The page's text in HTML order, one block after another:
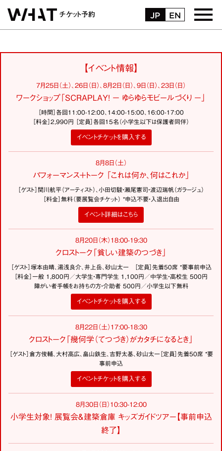
チケット予約 JP EN
購入履歴
よくある質問
お問い合わせ
【イベント情報】
7月25日（土）、26日（日）、8月2日（日）、9日（日）、23日（日）
ワークショップ「SCRAPLAY! − ゆらゆらモビールづくり −」
［時間］各回11:00-12:00、14:00-15:00、16:00-17:00
［料金］2,990円 ［定員］各回15名（小学生以下は保護者同伴）
イベントチケットを購入する
8月8日（土）
パフォーマンス＋トーク 「これは何か、何はこれか」
［ゲスト］関川航平（アーティスト）、小田切駿・瀬尾憲司・渡辺瑞帆（ガラージュ）
［料金］無料（要展覧会チケット） *申込不要・入退出自由
イベント詳細はこちら
8月20日（木）18:00-19:30
クロストーク「貧しい建築のつづき」
［ゲスト］塚本由晴、湯浅良介、井上岳、砂山太一 ［定員］先着50席 *要事前申込
［料金］一般 1,800円／大学生・専門学生 1,100円／中学生・高校生 500円
障がい者手帳をお持ちの方・介助者 500円／小学生以下無料
イベントチケットを購入する
8月22日（土）17:00-18:30
クロストーク「幾何学（てつづき）がカタチになるとき」
［ゲスト］倉方俊輔、大村高広、畠山鉄生、吉野太基、砂山太一［定員］先着50席 *要
事前申込
イベントチケットを購入する
8月30日（日）10:30-12:00
小学生対象！ 展覧会＆建築倉庫 キッズガイドツアー【事前申込
終了】